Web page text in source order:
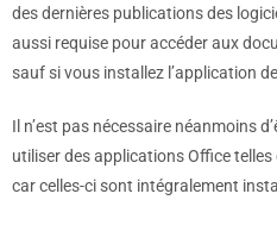
des dernières publications des
aussi requise pour accéder aux
sauf si vous installez l’application
Il n’est pas nécessaire néanmoins
utiliser des applications Office
car celles-ci sont intégralement